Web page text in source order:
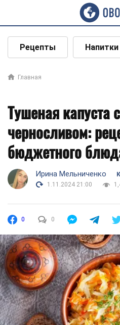
Рецепты Напитки
Главная
Тушеная капуста
черносливом:
бюджетного
Ирина Мельниченко
1.11.2024 21:00
0 0